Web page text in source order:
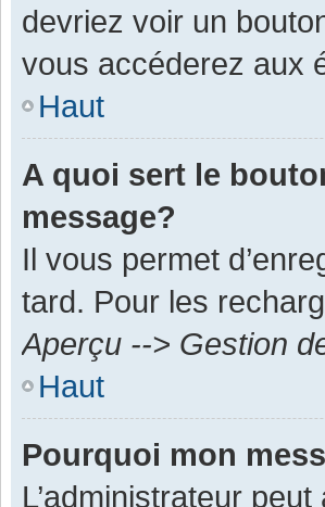
devriez voir un
vous accéderez aux
Haut
A quoi sert le
message?
Il vous permet
tard. Pour les
Aperçu --> Gestion
Haut
Pourquoi mon
L’administrateur